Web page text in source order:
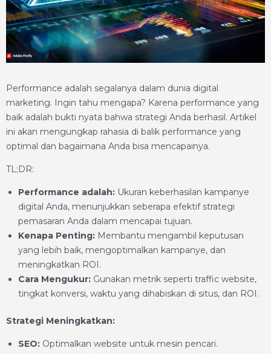
Performance adalah segalanya dalam dunia digital
marketing. Ingin tahu mengapa? Karena performance yang
baik adalah bukti nyata bahwa strategi Anda berhasil. Artikel
ini akan mengungkap rahasia di balik performance yang
optimal dan bagaimana Anda bisa mencapainya.
TL;DR:
Performance adalah: Ukuran keberhasilan kampanye
digital Anda, menunjukkan seberapa efektif strategi
pemasaran Anda dalam mencapai tujuan.
Kenapa Penting: Membantu mengambil keputusan
yang lebih baik, mengoptimalkan kampanye, dan
meningkatkan ROI.
Cara Mengukur: Gunakan metrik seperti traffic website,
tingkat konversi, waktu yang dihabiskan di situs, dan ROI.
Strategi Meningkatkan:
SEO: Optimalkan website untuk mesin pencari.